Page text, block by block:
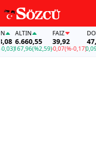
ALTIN
6.660,55
167,96(%2,59)
FAİZ
39,92
-0,07(%-0,17)0,09